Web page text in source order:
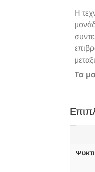
H
Τα